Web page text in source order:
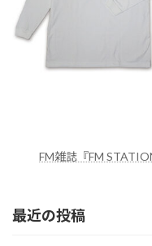
FM雑誌『FM
最近の投稿